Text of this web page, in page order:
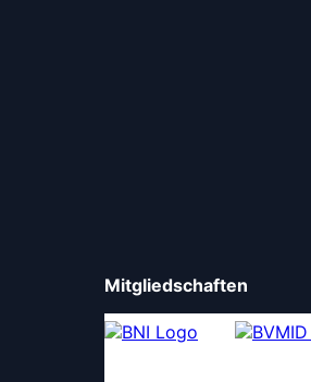
Mitgliedschaften